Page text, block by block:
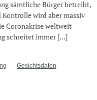
sämtliche Bürger betreibt,
Kontrolle wird aber massiv
Coronakrise weltweit
schreitet immer [...]
Gesichtsdaten